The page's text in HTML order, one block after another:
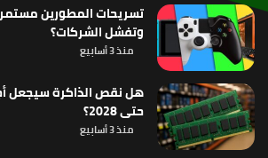
تسريحات المطورين
وتفشل الشركات؟
منذ 3 أسابيع
هل نقص الذاكرة سيجعل
حتى 2028؟
منذ 3 أسابيع